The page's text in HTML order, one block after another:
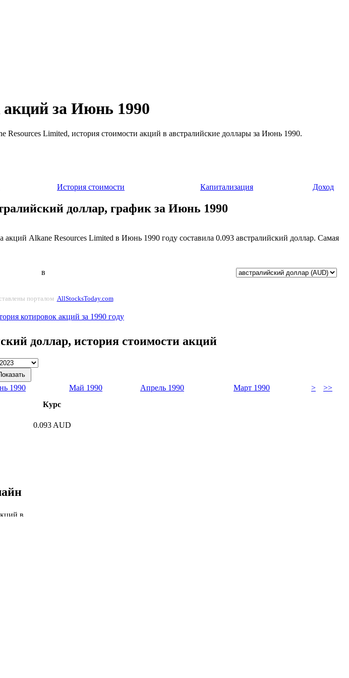
акций за Июнь 1990
Limited, история стоимости акций в австралийские доллары за Июнь 1990.
История стоимости Капитализация Доход
доллар, график за Июнь 1990
Alkane Resources Limited в Июнь 1990 году составила 0.093 австралийский доллар. Самая
в
порталом AllStocksToday.com
котировок акций за 1990 году
доллар, история стоимости акций
1990 Май 1990 Апрель 1990 Март 1990 >
>>
Курс
0.093 AUD
в